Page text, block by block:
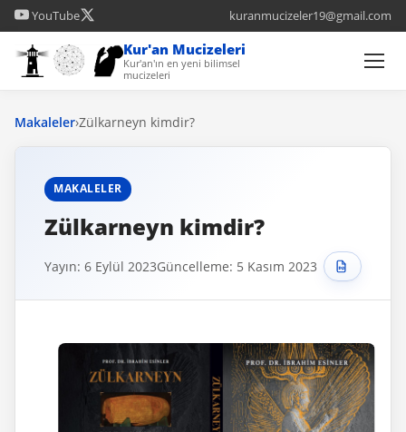
YouTube kuranmucizeler19@gmail.com
Kur'an Mucizeleri
Kur'an'ın en yeni bilimsel
mucizeleri
Makaleler›Zülkarneyn kimdir?
MAKALELER
Zülkarneyn kimdir?
Yayın: 6 Eylül 2023Güncelleme: 5 Kasım 2023